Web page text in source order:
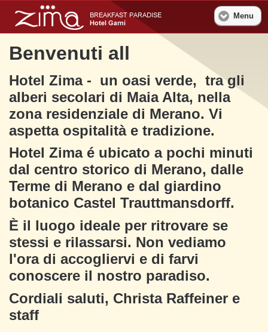
Menu
Benvenuti all
Hotel Zima - un oasi verde, tra gli
alberi secolari di Maia Alta, nella
zona residenziale di Merano. Vi
aspetta ospitalità e tradizione.
Hotel Zima é ubicato a pochi minuti
dal centro storico di Merano, dalle
Terme di Merano e dal giardino
botanico Castel Trauttmansdorff.
È il luogo ideale per ritrovare se
stessi e rilassarsi. Non vediamo
l'ora di accogliervi e di farvi
conoscere il nostro paradiso.
Cordiali saluti, Christa Raffeiner e
staff